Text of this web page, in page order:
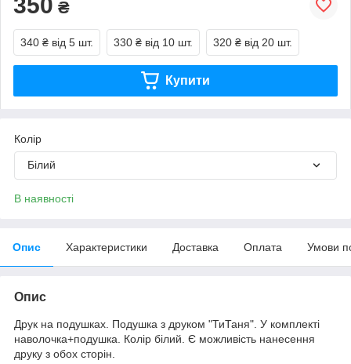
₴
340 ₴ від 5 шт. 330 ₴ від 10 шт. 320 ₴ від 20 шт.
Купити
Колір
Білий
В наявності
Опис Характеристики Доставка Оплата Умови
Опис
Друк на подушках. Подушка з друком "ТиТаня". У комплекті
наволочка+подушка. Колір білий. Є можливість нанесення
друку з обох сторін.